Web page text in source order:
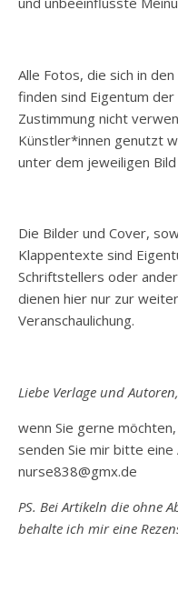
Alle Fotos, die sich in
finden sind Eigentum
Zustimmung nicht
Künstler*innen genutzt
unter dem jeweiligen
Die Bilder und Cover,
Klappentexte sind
Schriftstellers oder
dienen hier nur zur
Veranschaulichung.
Liebe Verlage und Autoren,
wenn Sie gerne
senden Sie mir bitte eine
nurse838@gmx.de
PS. Bei Artikeln die ohne
behalte ich mir eine